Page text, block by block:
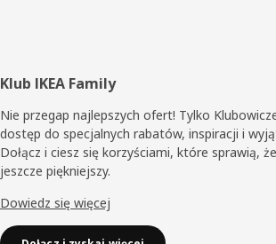
Stopka
Klub IKEA Family
Nie przegap najlepszych ofert! Tylko
dostęp do specjalnych rabatów, inspiracji i
Dołącz i ciesz się korzyściami, które sprawią,
jeszcze piękniejszy.
Dowiedz się więcej